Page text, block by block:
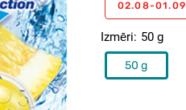
Izmēri 50 g
50 g
02.08-01.09